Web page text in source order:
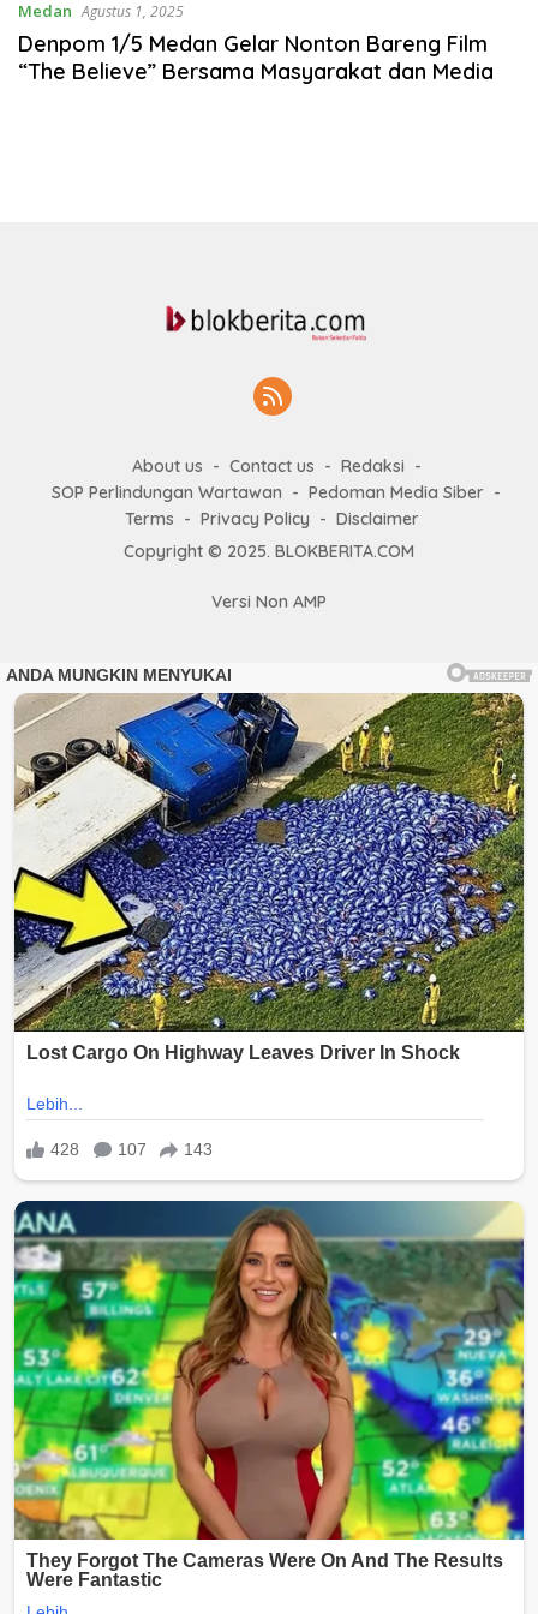
Medan Agustus 1, 2025
Denpom 1/5 Medan Gelar Nonton Bareng Film
“The Believe” Bersama Masyarakat dan Media
About us Contact us
Redaksi
SOP Perlindungan Wartawan
Pedoman Media Siber
Terms
Privacy Policy
Disclaimer
Copyright © 2025. BLOKBERITA.COM
Versi Non AMP